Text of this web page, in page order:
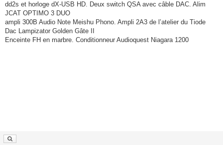
dd2s et horloge dX-USB HD. Deux switch QSA avec câble DAC. Alim
JCAT OPTIMO 3 DUO
ampli 300B Audio Note Meishu Phono. Ampli 2A3 de l’atelier du Tiode
Dac Lampizator Golden Gâte II
Enceinte FH en marbre. Conditionneur Audioquest Niagara 1200